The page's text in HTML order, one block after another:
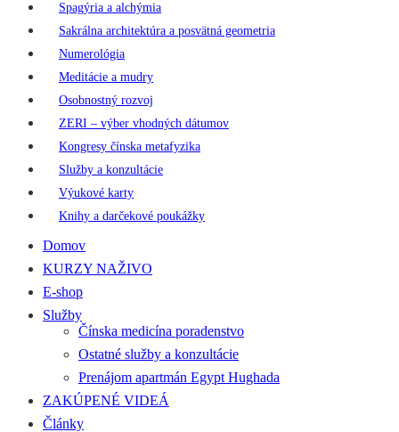
Spagýria a alchýmia
Sakrálna architektúra a posvätná geometria
Numerológia
Meditácie a mudry
Osobnostný rozvoj
ZERI – výber vhodných dátumov
Kongresy čínska metafyzika
Služby a konzultácie
Výukové karty
Knihy a darčekové poukážky
Domov
KURZY NAŽIVO
E-shop
Služby
Čínska medicína poradenstvo
Ostatné služby a konzultácie
Prenájom apartmán Egypt Hughada
ZAKÚPENÉ VIDEÁ
Články